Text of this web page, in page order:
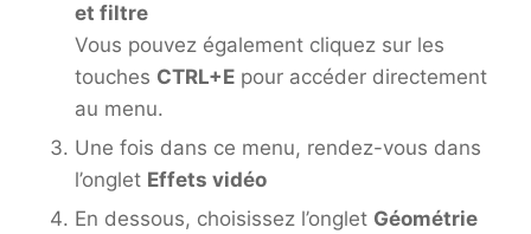
et filtre
Vous pouvez également cliquez sur les
touches CTRL+Epour accéder directement
au menu.
Une fois dans ce menu, rendez-vous dans
l’onglet Effets vidéo
En dessous, choisissez l’onglet Géométrie